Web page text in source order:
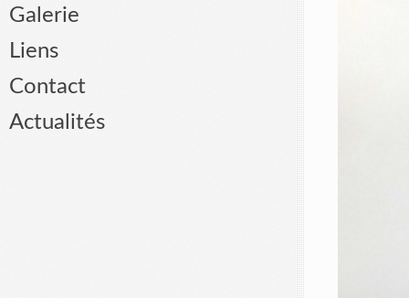
Galerie
Liens
Contact
Actualités